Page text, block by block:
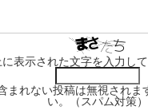
に表示された文字を入力して
まれない投稿は無視されま
い。（スパム対策）